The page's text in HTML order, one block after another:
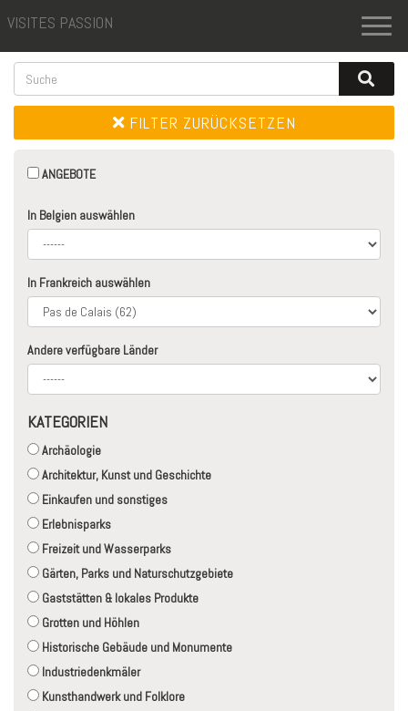
VISITES PASSION
FILTER ZURÜCKSETZEN
ANGEBOTE
In Belgien auswählen
In Frankreich auswählen
Andere verfügbare Länder
KATEGORIEN
Archäologie
Architektur, Kunst und Geschichte
Einkaufen und sonstiges
Erlebnisparks
Freizeit und Wasserparks
Gärten, Parks und Naturschutzgebiete
Gaststätten & lokales Produkte
Grotten und Höhlen
Historische Gebäude und Monumente
Industriedenkmäler
Kunsthandwerk und Folklore